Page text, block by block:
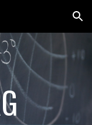
Skip to navigation